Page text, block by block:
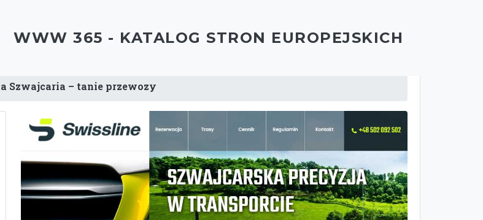
WWW 365 - KATALOG STRON EUROPEJSKICH
Szwajcaria – tanie przewozy